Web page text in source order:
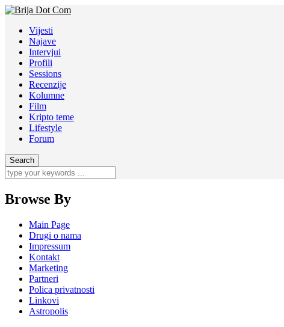
Vijesti
Najave
Intervjui
Profili
Sessions
Recenzije
Kolumne
Film
Kripto teme
Lifestyle
Forum
Browse By
Main Page
Drugi o nama
Impressum
Kontakt
Marketing
Partneri
Polica privatnosti
Linkovi
Astropolis